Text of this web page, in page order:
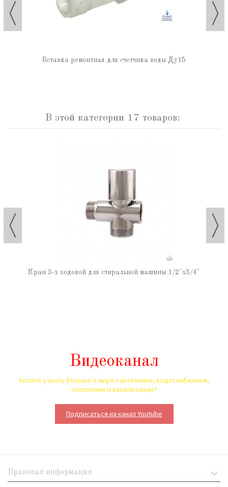
Вставка ремонтная для счетчика воды Ду15
В этой категории 17 товаров:
Кран 3-х ходовой для стиральной машины 1/2"х3/4"
Видеоканал
Хотите узнать больше о мире сантехники, водоснабжения,
отопления и канализации?
Подписаться на канал Youtube
Правовая информация